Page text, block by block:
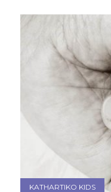
KATHARTIKO KIDS